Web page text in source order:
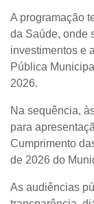
A programação
da Saúde, onde
investimentos e
Pública
2026.
Na sequência,
para
Cumprimento
de 2026 do
As audiências